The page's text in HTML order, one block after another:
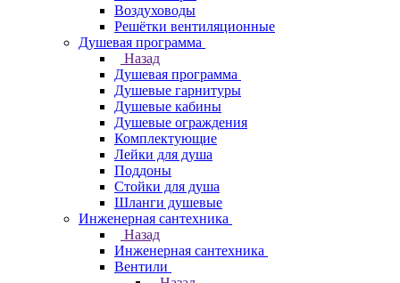
Воздуховоды
Решётки вентиляционные
Душевая программа
Назад
Душевая программа
Душевые гарнитуры
Душевые кабины
Душевые ограждения
Комплектующие
Лейки для душа
Поддоны
Стойки для душа
Шланги душевые
Инженерная сантехника
Назад
Инженерная сантехника
Вентили